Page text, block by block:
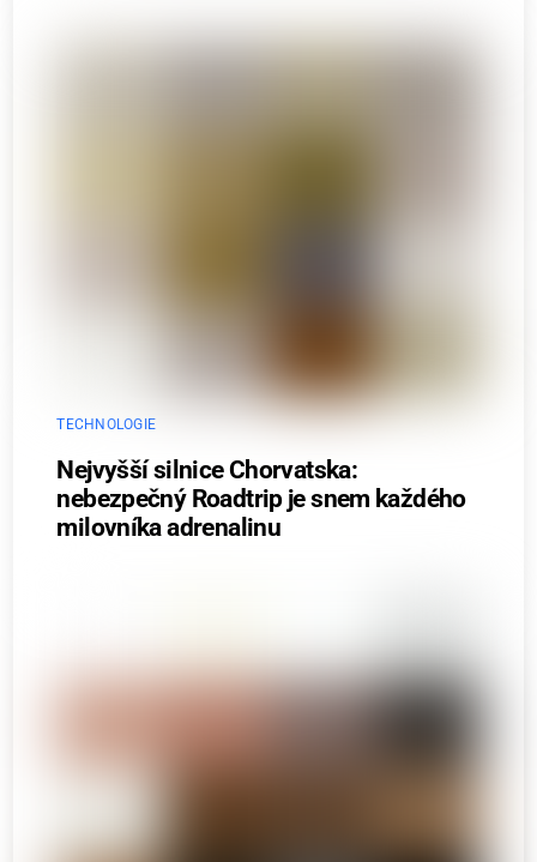
TECHNOLOGIE
Nejvyšší silnice Chorvatska:
nebezpečný Roadtrip je snem každého
milovníka adrenalinu